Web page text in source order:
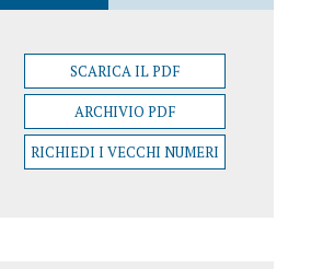
SCARICA IL PDF
ARCHIVIO PDF
RICHIEDI I VECCHI NUMERI